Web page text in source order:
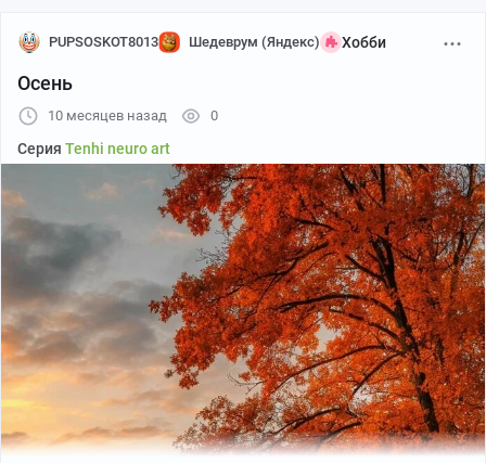
PUPSOSKOT8013 Шедеврум (Яндекс) Хобби
Осень
10 месяцев назад 0
Серия Tenhi neuro art